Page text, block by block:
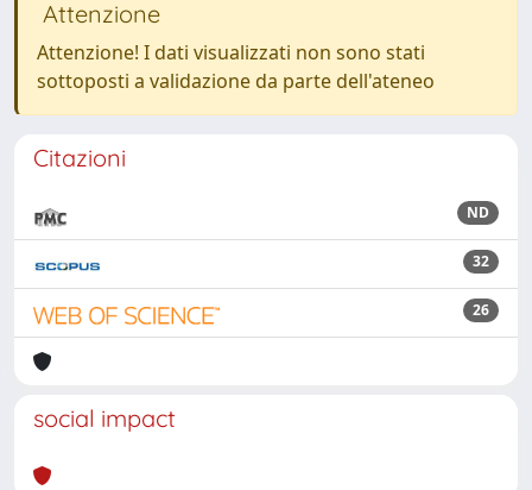
Attenzione
Attenzione! I dati visualizzati non sono stati
sottoposti a validazione da parte dell'ateneo
Citazioni
ND
32
26
social impact